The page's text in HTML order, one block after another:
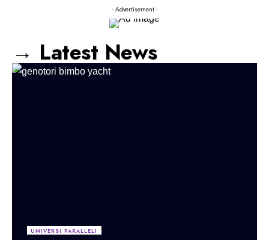
- Advertisement -
→ Latest News
UNIVERSI PARALLELI